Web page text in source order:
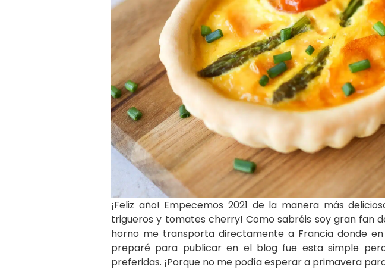
¡Feliz año! Empecemos 2021 de la manera más
trigueros y tomates cherry! Como sabréis soy gran fan
horno me transporta directamente a Francia donde
preparé para publicar en el blog fue esta simple
preferidas. ¡Porque no me podía esperar a primavera